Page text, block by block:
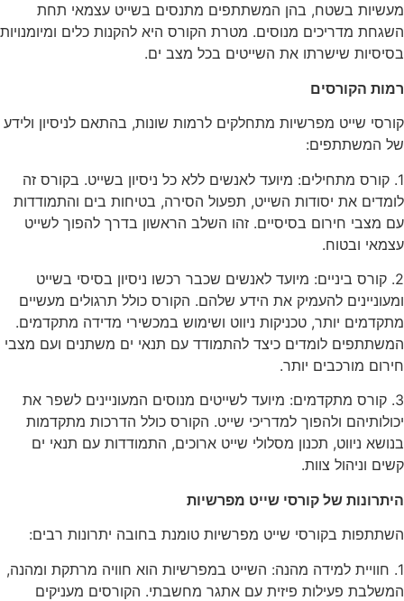
מעשיות בשטח, בהן המשתתפים מתנסים בשייט עצמאי תחת
השגחת מדריכים מנוסים. מטרת הקורס היא להקנות כלים ומיומנויות
בסיסיות שישרתו את השייטים בכל מצב ים.
רמות הקורסים
קורסי שייט מפרשיות מתחלקים לרמות שונות, בהתאם לניסיון ולידע
של המשתתפים:
1. קורס מתחילים: מיועד לאנשים ללא כל ניסיון בשייט. בקורס זה
לומדים את יסודות השייט, תפעול הסירה, בטיחות בים והתמודדות
עם מצבי חירום בסיסיים. זהו השלב הראשון בדרך להפוך לשייט
עצמאי ובטוח.
2. קורס ביניים: מיועד לאנשים שכבר רכשו ניסיון בסיסי בשייט
ומעוניינים להעמיק את הידע שלהם. הקורס כולל תרגולים מעשיים
מתקדמים יותר, טכניקות ניווט ושימוש במכשירי מדידה מתקדמים.
המשתתפים לומדים כיצד להתמודד עם תנאי ים משתנים ועם מצבי
חירום מורכבים יותר.
3. קורס מתקדמים: מיועד לשייטים מנוסים המעוניינים לשפר את
יכולותיהם ולהפוך למדריכי שייט. הקורס כולל הדרכות מתקדמות
בנושא ניווט, תכנון מסלולי שייט ארוכים, התמודדות עם תנאי ים
קשים וניהול צוות.
היתרונות של קורסי שייט מפרשיות
השתתפות בקורסי שייט מפרשיות טומנת בחובה יתרונות רבים:
1. חוויית למידה מהנה: השייט במפרשיות הוא חוויה מרתקת ומהנה,
המשלבת פעילות פיזית עם אתגר מחשבתי. הקורסים מעניקים